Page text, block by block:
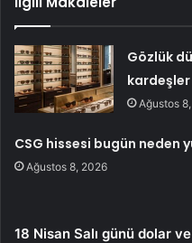
Gözlük
Ağustos
CSG hissesi bugün neden
Ağustos 8, 2026
18 Nisan Salı günü dolar